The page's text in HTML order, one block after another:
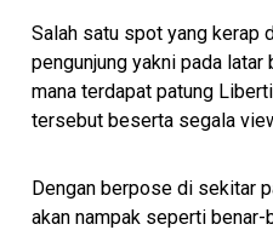
Salah satu spot yang kerap
pengunjung yakni pada latar
mana terdapat patung
tersebut beserta segala
Dengan berpose di sekitar
akan nampak seperti